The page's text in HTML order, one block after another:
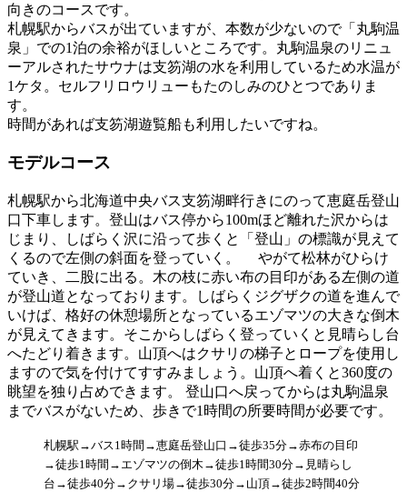
向きのコースです。
札幌駅からバスが出ていますが、本数が少ないので「丸駒温
泉」での1泊の余裕がほしいところです。丸駒温泉のリニュ
ーアルされたサウナは支笏湖の水を利用しているため水温が
1ケタ。セルフリロウリューもたのしみのひとつでありま
す。
時間があれば支笏湖遊覧船も利用したいですね。
モデルコース
札幌駅から北海道中央バス支笏湖畔行きにのって恵庭岳登山
口下車します。登山はバス停から100mほど離れた沢からは
じまり、しばらく沢に沿って歩くと「登山」の標識が見えて
くるので左側の斜面を登っていく。 やがて松林がひらけ
ていき、二股に出る。木の枝に赤い布の目印がある左側の道
が登山道となっております。しばらくジグザクの道を進んで
いけば、格好の休憩場所となっているエゾマツの大きな倒木
が見えてきます。そこからしばらく登っていくと見晴らし台
へたどり着きます。山頂へはクサリの梯子とロープを使用し
ますので気を付けてすすみましょう。山頂へ着くと360度の
眺望を独り占めできます。 登山口へ戻ってからは丸駒温泉
までバスがないため、歩きで1時間の所要時間が必要です。
札幌駅→バス1時間→恵庭岳登山口→徒歩35分→赤布の目印
→徒歩1時間→エゾマツの倒木→徒歩1時間30分→見晴らし
台→徒歩40分→クサリ場→徒歩30分→山頂→徒歩2時間40分